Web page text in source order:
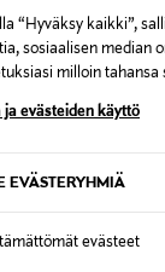
“Hyväksy kaikki”,
sosiaalisen median
milloin
ja evästeiden käyttö
EVÄSTERYHMIÄ
evästeet